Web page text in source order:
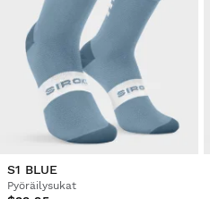
S1 BLUE
Pyöräilysukat